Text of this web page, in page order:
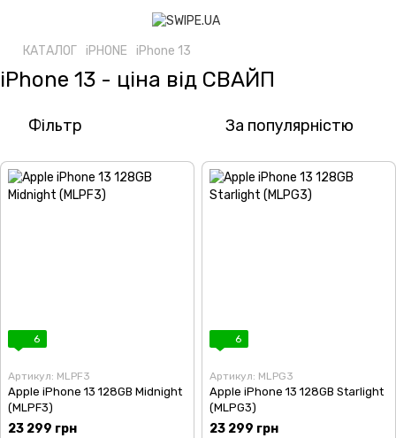
КАТАЛОГ iPHONE iPhone 13
iPhone 13 - ціна від СВАЙП
Фільтр За популярністю
6
Артикул: MLPF3
Apple iPhone 13 128GB Midnight
(MLPF3)
23 299 грн
6
Артикул: MLPG3
Apple iPhone 13 128GB Starlight
(MLPG3)
23 299 грн